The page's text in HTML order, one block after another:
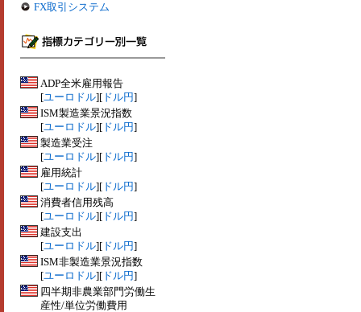
FX取引システム
ADP全米雇用報告
[ユーロドル][ ドル円]
ISM製造業景況指数
[ユーロドル][ ドル円]
製造業受注
[ユーロドル][ ドル円]
雇用統計
[ユーロドル][ ドル円]
消費者信用残高
[ユーロドル][ ドル円]
建設支出
[ユーロドル][ ドル円]
ISM非製造業景況指数
[ユーロドル][ ドル円]
四半期非農業部門労働生
産性/単位労働費用